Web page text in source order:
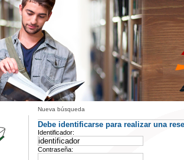
Nueva búsqueda
Debe identificarse para realizar una
Identificador:
Contraseña: